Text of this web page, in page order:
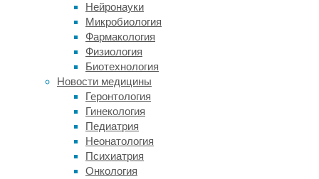
Нейронауки
Микробиология
Фармакология
Физиология
Биотехнология
Новости медицины
Геронтология
Гинекология
Педиатрия
Неонатология
Психиатрия
Онкология
Исследователи
изучали
бактериальные
инфекции
мочевыводящих
путей,
которые
часто
случатся
больницах